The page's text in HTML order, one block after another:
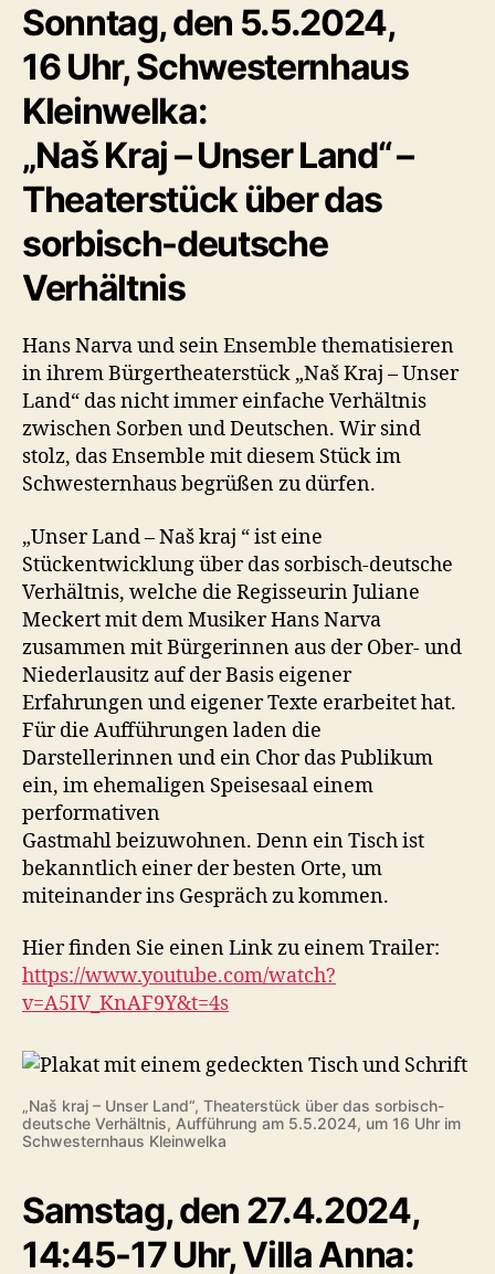
Sonntag, den 5.5.2024,
16 Uhr, Schwesternhaus
Kleinwelka:
„Naš Kraj – Unser Land“ –
Theaterstück über das
sorbisch-deutsche
Verhältnis
Hans Narva und sein Ensemble thematisieren
in ihrem Bürgertheaterstück „Naš Kraj – Unser
Land“ das nicht immer einfache Verhältnis
zwischen Sorben und Deutschen. Wir sind
stolz, das Ensemble mit diesem Stück im
Schwesternhaus begrüßen zu dürfen.
„Unser Land – Naš kraj “ ist eine
Stückentwicklung über das sorbisch-deutsche
Verhältnis, welche die Regisseurin Juliane
Meckert mit dem Musiker Hans Narva
zusammen mit Bürgerinnen aus der Ober- und
Niederlausitz auf der Basis eigener
Erfahrungen und eigener Texte erarbeitet hat.
Für die Aufführungen laden die
Darstellerinnen und ein Chor das Publikum
ein, im ehemaligen Speisesaal einem
performativen
Gastmahl beizuwohnen. Denn ein Tisch ist
bekanntlich einer der besten Orte, um
miteinander ins Gespräch zu kommen.
Hier finden Sie einen Link zu einem Trailer:
https://www.youtube.com/watch?
v=A5IV_KnAF9Y&t=4s
„Naš kraj – Unser Land“, Theaterstück über das sorbisch-
deutsche Verhältnis, Aufführung am 5.5.2024, um 16 Uhr im
Schwesternhaus Kleinwelka
Samstag, den 27.4.2024,
14:45-17 Uhr, Villa Anna: